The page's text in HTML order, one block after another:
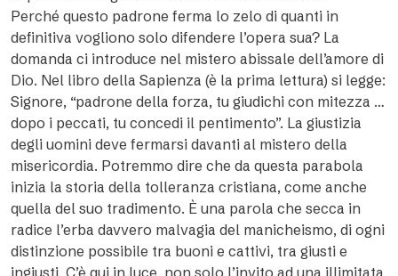
Perché questo padrone ferma lo zelo di quanti in
definitiva vogliono solo difendere l’opera sua? La
domanda ci introduce nel mistero abissale dell’amore di
Dio. Nel libro della Sapienza (è la prima lettura) si legge:
Signore, “padrone della forza, tu giudichi con mitezza …
dopo i peccati, tu concedi il pentimento”. La giustizia
degli uomini deve fermarsi davanti al mistero della
misericordia. Potremmo dire che da questa parabola
inizia la storia della tolleranza cristiana, come anche
quella del suo tradimento. È una parola che secca in
radice l’erba davvero malvagia del manicheismo, di ogni
distinzione possibile tra buoni e cattivi, tra giusti e
ingiusti. C’è qui in luce, non solo l’invito ad una illimitata